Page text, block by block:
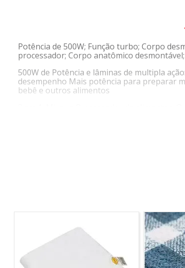
Potência de 500W; Função turbo; Corpo
processador; Corpo anatômico
500W de Potência e lâminas de multipla
desempenho Mais potência para preparar
bebê e outros alimentos
Fácil de usar e desmontável para lavar: